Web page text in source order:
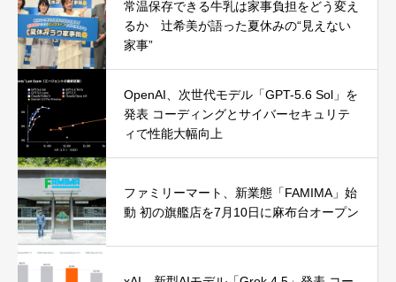
常温保存できる牛乳は家事負担をどう変え
るか 辻希美が語った夏休みの“見えない
家事”
OpenAI、次世代モデル「GPT-5.6 Sol」を
発表 コーディングとサイバーセキュリテ
ィで性能大幅向上
ファミリーマート、新業態「FAMIMA」始
動 初の旗艦店を7月10日に麻布台オープン